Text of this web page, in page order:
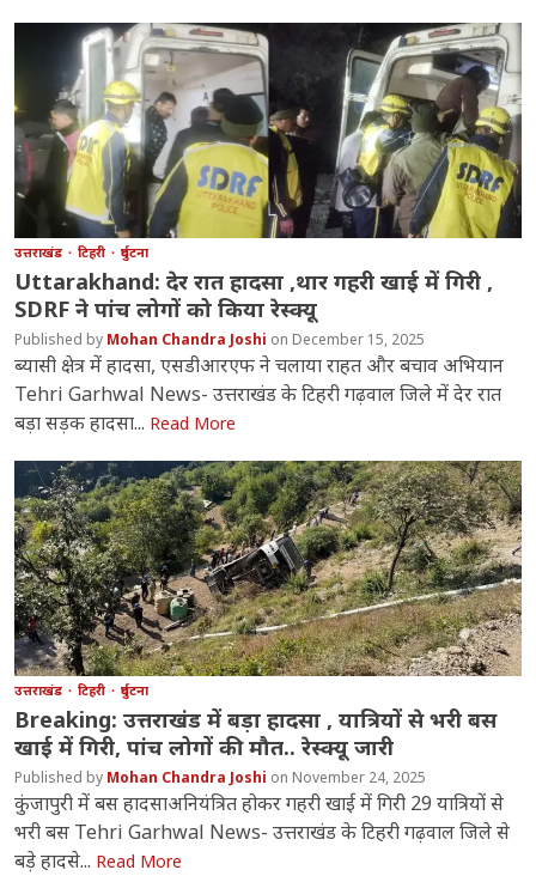
उत्तराखंड टिहरी दुर्घटना
Uttarakhand: देर रात हादसा ,थार गहरी खाई में गिरी ,
SDRF ने पांच लोगों को किया रेस्क्यू
Mohan Chandra Joshi December 15, 2025
ब्यासी क्षेत्र में हादसा, एसडीआरएफ ने चलाया राहत और बचाव अभियान
Tehri Garhwal News- उत्तराखंड के टिहरी गढ़वाल जिले में देर रात
बड़ा सड़क हादसा... Read More
उत्तराखंड टिहरी दुर्घटना
Breaking: उत्तराखंड में बड़ा हादसा , यात्रियों से भरी बस
खाई में गिरी, पांच लोगों की मौत.. रेस्क्यू जारी
Mohan Chandra Joshi November 24, 2025
कुंजापुरी में बस हादसाअनियंत्रित होकर गहरी खाई में गिरी 29 यात्रियों से
भरी बस Tehri Garhwal News- उत्तराखंड के टिहरी गढ़वाल जिले से
बड़े हादसे... Read More